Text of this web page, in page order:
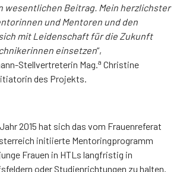
wesentlichen Beitrag. Mein herzlichster
und Mentoren und den
mit Leidenschaft für die Zukunft
einsetzen“,
Stellvertreterin Mag.a Christine
des Projekts.
2015 hat sich das vom Frauenreferat
initiierte Mentoringprogramm
Frauen in HTLs langfristig in
oder Studienrichtungen zu halten.